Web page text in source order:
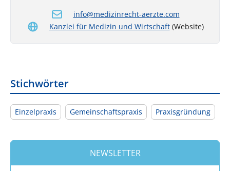
info@medizinrecht-aerzte.com
Kanzlei für Medizin und Wirtschaft(Website)
Stichwörter
Einzelpraxis Gemeinschaftspraxis Praxisgründung
NEWSLETTER